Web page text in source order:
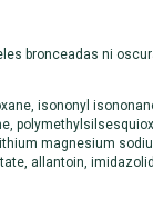
bronceadas ni
isononyl
magnesium
allantoin,